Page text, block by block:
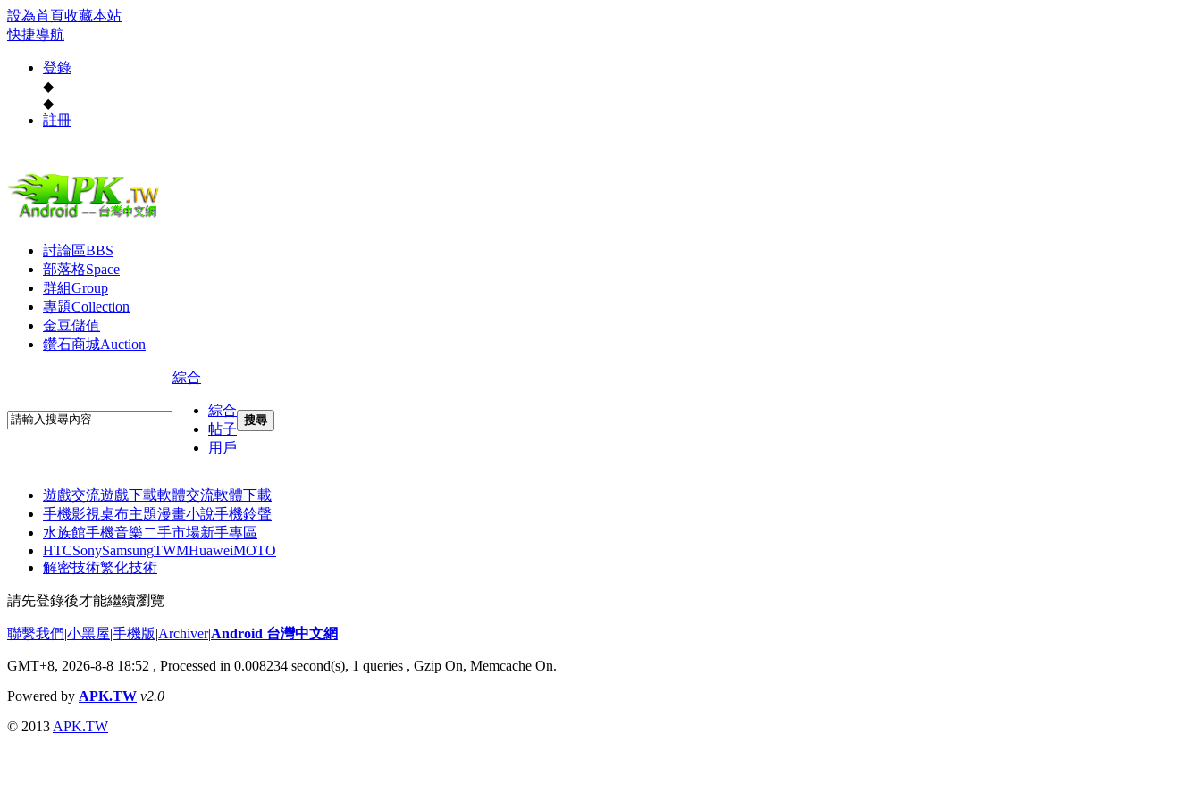
設為首頁收藏本站
快捷導航
登錄
◆
◆
註冊
討論區BBS
部落格Space
群組Group
專題Collection
金豆儲值
鑽石商城Auction
綜合
綜合
帖子
用戶
搜尋
遊戲交流遊戲下載軟體交流軟體下載
手機影視桌布主題漫畫小說手機鈴聲
水族館手機音樂二手市場新手專區
HTCSonySamsungTWMHuaweiMOTO
解密技術繁化技術
請先登錄後才能繼續瀏覽
聯繫我們|小黑屋|手機版|Archiver|Android 台灣中文網
GMT+8, 2026-8-8 18:52 , Processed in 0.008234 second(s), 1 queries , Gzip On, Memcache On.
Powered by APK.TW v2.0
© 2013 APK.TW